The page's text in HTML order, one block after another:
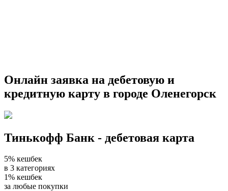
Онлайн заявка на дебетовую и
кредитную карту в городе Оленегорск
Тинькофф Банк - дебетовая карта
5% кешбек
в 3 категориях
1% кешбек
за любые покупки